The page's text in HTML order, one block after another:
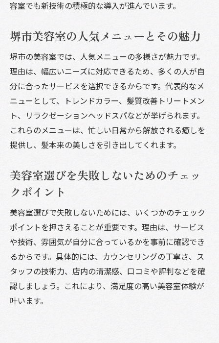
容室でも新技術の積極的な導入が進んでいます。
堺市美容室の人気メニューとその魅力
堺市の美容室では、人気メニューの多様さが魅力です。
理由は、幅広いニーズに対応できるため、多くの人が自
分に合ったサービスを選択できるからです。代表的なメ
ニューとして、トレンドカラー、髪質改善トリートメン
ト、リラクゼーションヘッドスパなどが挙げられます。
これらのメニューは、忙しい日常から解放される癒しを
提供し、髪本来の美しさを引き出してくれます。
美容室選びを失敗しないためのチェッ
クポイント
美容室選びで失敗しないためには、いくつかのチェック
ポイントを押さえることが重要です。理由は、サービス
や技術、雰囲気が自分に合っているかを事前に確認でき
るからです。具体的には、カウンセリングの丁寧さ、ス
タッフの技術力、店内の清潔感、口コミや評判などを確
認しましょう。これにより、満足度の高い美容室体験が
叶います。